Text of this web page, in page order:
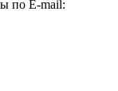
по E-mail: